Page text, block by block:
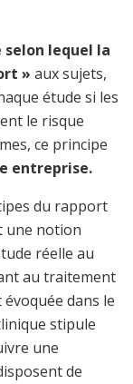
lequel la
» aux sujets,
étude si les
le risque
ce principe
entreprise.
du rapport
une notion
réelle au
au traitement
évoquée dans le
stipule
une
de